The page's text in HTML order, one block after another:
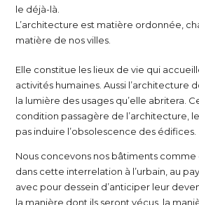
le déjà-là.
L’architecture est matière ordonnée,
matière de nos villes.
Elle constitue les lieux de vie qui
activités humaines. Aussi l’architecture
la lumière des usages qu’elle abritera.
condition passagère de l’architecture,
pas induire l’obsolescence des édifices.
Nous concevons nos bâtiments
dans cette interrelation à l’urbain, au
avec pour dessein d’anticiper leur
la manière dont ils seront vécus, la